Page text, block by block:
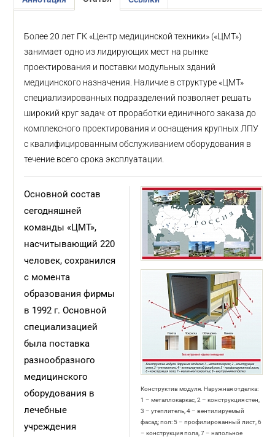
Более 20 лет ГК «Центр медицинской техники» («ЦМТ»)
занимает одно из лидирующих мест на рынке
проектирования и поставки модульных зданий
медицинского назначения. Наличие в структуре «ЦМТ»
специализированных подразделений позволяет решать
широкий круг задач: от проработки единичного заказа до
комплексного проектирования и оснащения крупных ЛПУ
с квалифицированным обслуживанием оборудования в
течение всего срока эксплуатации.
Конструктив модуля. Наружная отделка:
1 – металлокаркас, 2 – конструкция стен,
3 – утеплитель, 4 – вентилируемый
фасад; пол: 5 – профилированный лист, 6
– конструкция пола, 7 – напольное
Основной состав
сегодняшней
команды «ЦМТ»,
насчитывающий 220
человек, сохранился
с момента
образования фирмы
в 1992 г. Основной
специализацией
была поставка
разнообразного
медицинского
оборудования в
лечебные
учреждения